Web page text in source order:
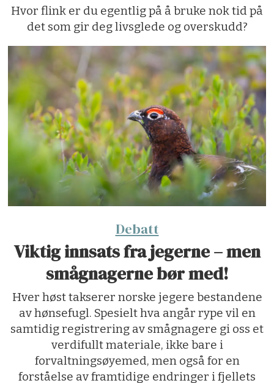
Hvor flink er du egentlig på å bruke nok tid på
det som gir deg livsglede og overskudd?
Debatt
Viktig innsats fra jegerne – men
smågnagerne bør med!
Hver høst takserer norske jegere bestandene
av hønsefugl. Spesielt hva angår rype vil en
samtidig registrering av smågnagere gi oss et
verdifullt materiale, ikke bare i
forvaltningsøyemed, men også for en
forståelse av framtidige endringer i fjellets